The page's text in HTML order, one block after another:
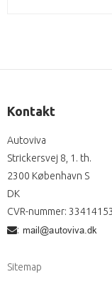
Kontakt
Autoviva
Strickersvej 8, 1. th.
2300 København S
DK
CVR-nummer: 33414153
:
Sitemap